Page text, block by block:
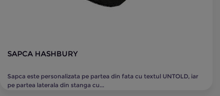
SAPCA HASHBURY
Sapca este personalizata pe partea din fata cu textul UNTOLD, iar
pe partea laterala din stanga cu...